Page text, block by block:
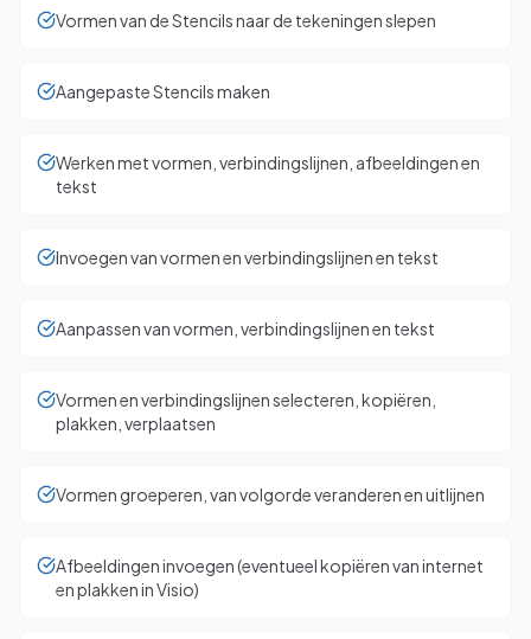
Vormen van de Stencils naar de tekeningen slepen
Aangepaste Stencils maken
Werken met vormen, verbindingslijnen, afbeeldingen en
tekst
Invoegen van vormen en verbindingslijnen en tekst
Aanpassen van vormen, verbindingslijnen en tekst
Vormen en verbindingslijnen selecteren, kopiëren,
plakken, verplaatsen
Vormen groeperen, van volgorde veranderen en uitlijnen
Afbeeldingen invoegen (eventueel kopiëren van internet
en plakken in Visio)